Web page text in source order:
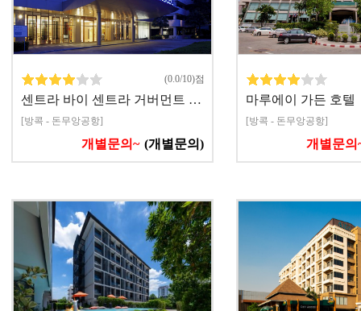
(0.0/10)점
센트라 바이 센트라 거버먼트 …
[방콕 - 돈무앙공항]
개별문의~ (개별문의)
마루에이 가든 호텔
[방콕 - 돈무앙공항]
개별문의